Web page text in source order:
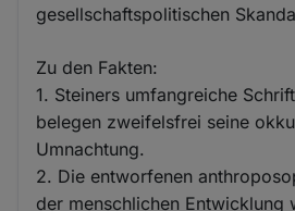
gesellschaftspolitischen
Zu den Fakten:
1. Steiners umfangreiche
belegen zweifelsfrei seine
Umnachtung.
2. Die entworfenen
der menschlichen Entwicklung